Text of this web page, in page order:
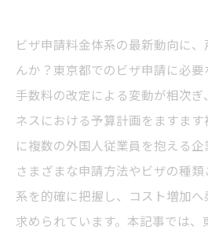
ビザ申請料金体系の最新動向に
んか？東京都でのビザ申請に必
手数料の改定による変動が相次
ネスにおける予算計画をますま
に複数の外国人従業員を抱える企
さまざまな申請方法やビザの種
系を的確に把握し、コスト増加
求められています。本記事では